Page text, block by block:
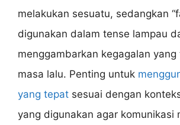
melakukan sesuatu, sedangkan
digunakan dalam tense lampau
menggambarkan kegagalan
masa lalu. Penting untuk
yang tepat sesuai dengan
yang digunakan agar komunikasi